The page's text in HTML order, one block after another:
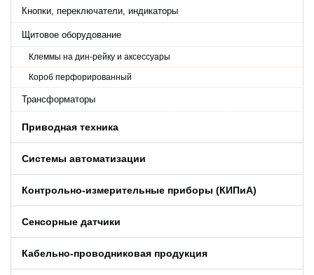
Кнопки, переключатели, индикаторы
Щитовое оборудование
Клеммы на дин-рейку и аксессуары
Короб перфорированный
Трансформаторы
Приводная техника
Системы автоматизации
Контрольно-измерительные приборы (КИПиA)
Сенсорные датчики
Кабельно-проводниковая продукция